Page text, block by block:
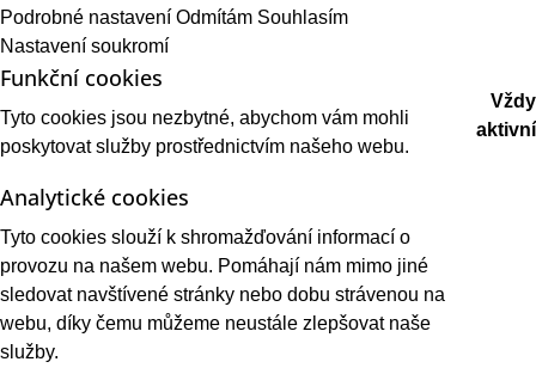
Podrobné nastavení Odmítám Souhlasím
Nastavení soukromí
Funkční cookies
Tyto cookies jsou nezbytné, abychom vám mohli
poskytovat služby prostřednictvím našeho webu.
Vždy
aktivní
Analytické cookies
Tyto cookies slouží k shromažďování informací o
provozu na našem webu. Pomáhají nám mimo jiné
sledovat navštívené stránky nebo dobu strávenou na
webu, díky čemu můžeme neustále zlepšovat naše
služby.